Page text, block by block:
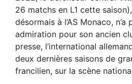
26 matchs en L1 cette
désormais à l’AS Monaco,
admiration pour son ancien
presse, l’international
deux dernières saisons de
francilien, sur la scène